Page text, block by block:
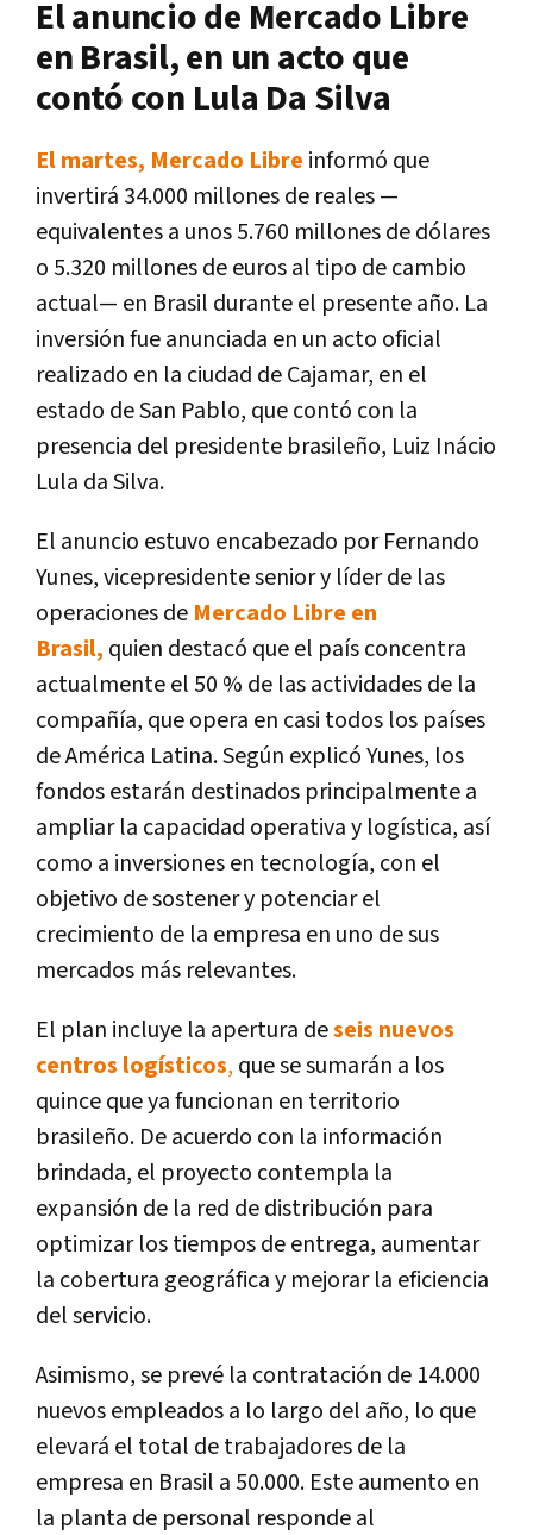
El anuncio de Mercado Libre
en Brasil, en un acto que
contó con Lula Da Silva
El martes, Mercado Libre informó que
invertirá 34.000 millones de reales —
equivalentes a unos 5.760 millones de dólares
o 5.320 millones de euros al tipo de cambio
actual— en Brasil durante el presente año. La
inversión fue anunciada en un acto oficial
realizado en la ciudad de Cajamar, en el
estado de San Pablo, que contó con la
presencia del presidente brasileño, Luiz Inácio
Lula da Silva.
El anuncio estuvo encabezado por Fernando
Yunes, vicepresidente senior y líder de las
operaciones de Mercado Libre en
Brasil, quien destacó que el país concentra
actualmente el 50 % de las actividades de la
compañía, que opera en casi todos los países
de América Latina. Según explicó Yunes, los
fondos estarán destinados principalmente a
ampliar la capacidad operativa y logística, así
como a inversiones en tecnología, con el
objetivo de sostener y potenciar el
crecimiento de la empresa en uno de sus
mercados más relevantes.
El plan incluye la apertura deseis nuevos
centros logísticos, que se sumarán a los
quince que ya funcionan en territorio
brasileño. De acuerdo con la información
brindada, el proyecto contempla la
expansión de la red de distribución para
optimizar los tiempos de entrega, aumentar
la cobertura geográfica y mejorar la eficiencia
del servicio.
Asimismo, se prevé la contratación de 14.000
nuevos empleados a lo largo del año, lo que
elevará el total de trabajadores de la
empresa en Brasil a 50.000. Este aumento en
la planta de personal responde al